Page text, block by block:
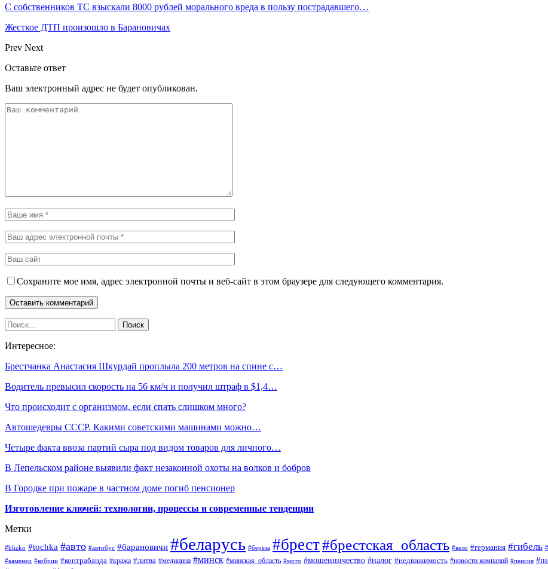
С собственников ТС взыскали 8000 рублей морального вреда в пользу пострадавшего…
Жесткое ДТП произошло в Барановичах
Prev Next
Оставьте ответ
Ваш электронный адрес не будет опубликован.
Сохраните мое имя, адрес электронной почты и веб-сайт в этом браузере для следующего комментария.
Интересное:
Брестчанка Анастасия Шкурдай проплыла 200 метров на спине с…
Водитель превысил скорость на 56 км/ч и получил штраф в $1,4…
Что происходит с организмом, если спать слишком много?
Автошедевры СССР. Какими советскими машинами можно…
Четыре факта ввоза партий сыра под видом товаров для личного…
В Лепельском районе выявили факт незаконной охоты на волков и бобров
В Городке при пожаре в частном доме погиб пенсионер
Изготовление ключей: технологии, процессы и современные тенденции
Метки
#blizko #tochka #авто #автобус #барановичи #беларусь #берёза #брест#брестская_область #вело #германия #гибель
#каменец #кобрин #контрабанда #кража #литва #медицина #минск #минская_область #мото #мошенничество #налог #недвижимость #новости компаний #пенсия